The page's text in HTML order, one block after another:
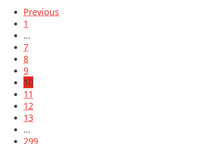
Posts
navigation
Previous
1
…
7
8
9
10
11
12
13
…
299